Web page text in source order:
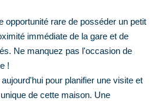
opportunité rare de posséder un petit
immédiate de la gare et de
Ne manquez pas l'occasion de
!
pour planifier une visite et
de cette maison. Une